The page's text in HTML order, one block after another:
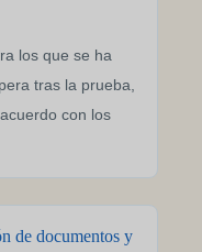
los que se ha
tras la prueba,
con los
de documentos y